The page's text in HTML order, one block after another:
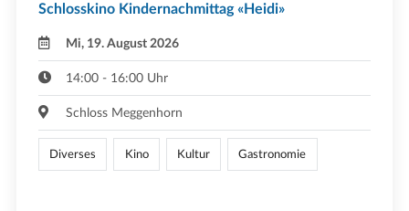
Schlosskino Kindernachmittag «Heidi»
Mi, 19. August 2026
14:00 - 16:00 Uhr
Schloss Meggenhorn
Diverses Kino Kultur Gastronomie